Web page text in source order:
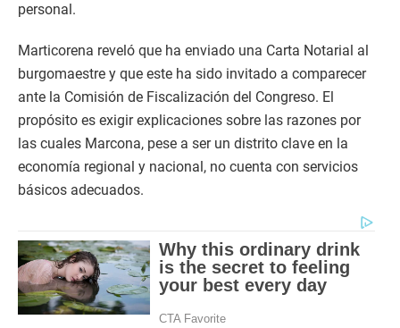
personal.
Marticorena reveló que ha enviado una Carta Notarial al
burgomaestre y que este ha sido invitado a comparecer
ante la Comisión de Fiscalización del Congreso. El
propósito es exigir explicaciones sobre las razones por
las cuales Marcona, pese a ser un distrito clave en la
economía regional y nacional, no cuenta con servicios
básicos adecuados.